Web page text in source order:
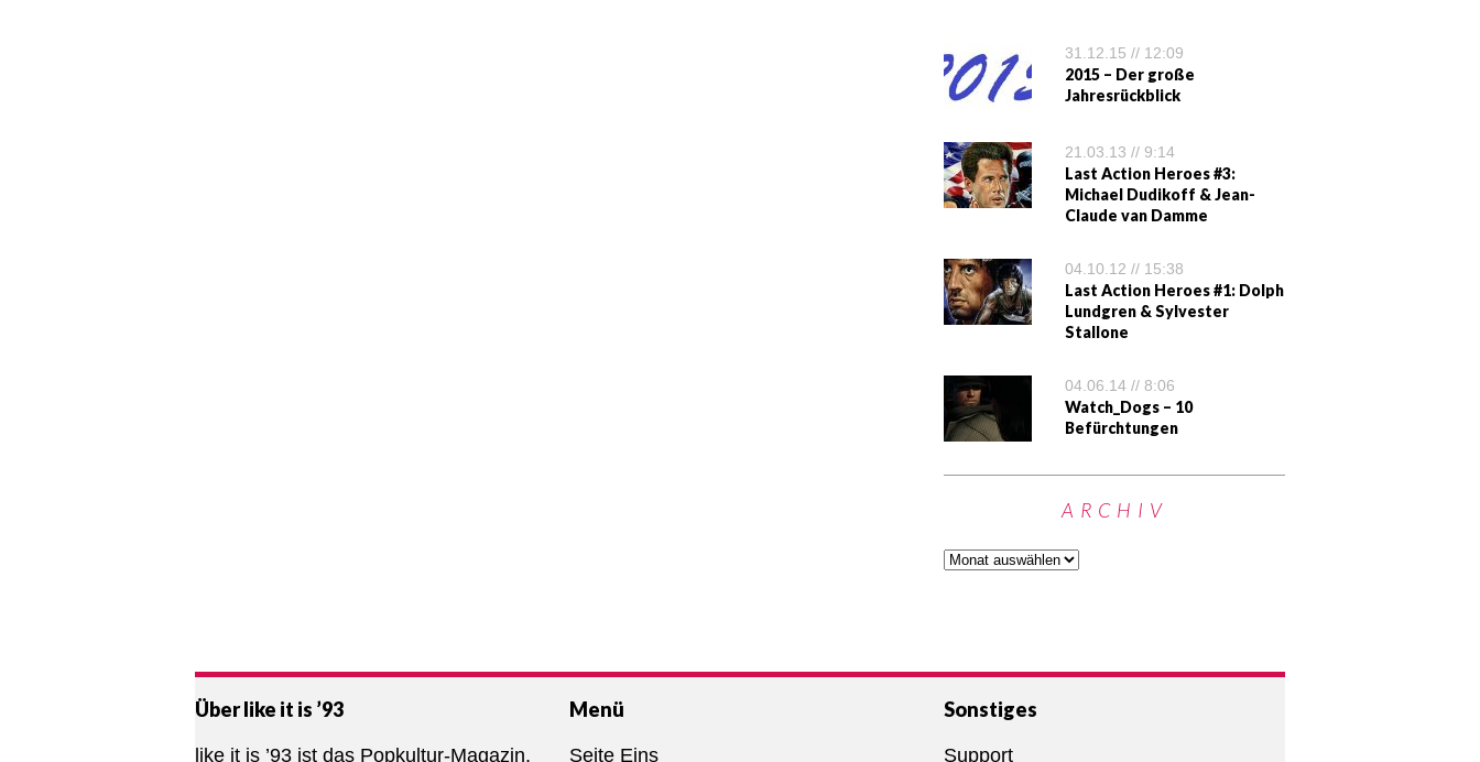
31.12.15 // 12:09
2015 – Der große
Jahresrückblick
21.03.13 // 9:14
Last Action Heroes #3:
Michael Dudikoff & Jean-
Claude van Damme
04.10.12 // 15:38
Last Action Heroes #1: Dolph
Lundgren & Sylvester
Stallone
04.06.14 // 8:06
Watch_Dogs – 10
Befürchtungen
ARCHIV
Über like it is ’93
like it is ’93 ist das Popkultur-Magazin,
Menü
Seite Eins
Sonstiges
Support